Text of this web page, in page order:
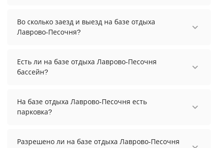
Песочня начинается от 8000 рублей. Чтобы
увидеть актуальные цены на проживание,
Во сколько заезд и выезд на базе отдыха
Лаврово-Песочня?
осуществить до 14:00.
Есть ли на базе отдыха Лаврово-Песочня
бассейн?
бассейн.
На базе отдыха Лаврово-Песочня есть
парковка?
уточните информацию перед бронированием у
Разрешено ли на базе отдыха Лаврово-Песочня